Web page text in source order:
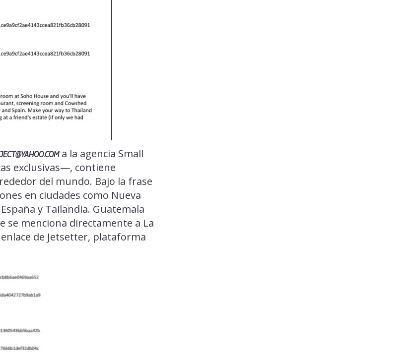
a la agencia Small
exclusivas—, contiene
del mundo. Bajo la frase
en ciudades como Nueva
y Tailandia. Guatemala
se menciona directamente a La
de Jetsetter, plataforma